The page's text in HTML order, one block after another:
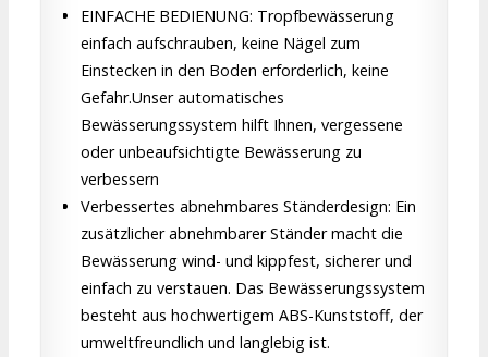
EINFACHE BEDIENUNG: Tropfbewässerung
einfach aufschrauben, keine Nägel zum
Einstecken in den Boden erforderlich, keine
Gefahr.Unser automatisches
Bewässerungssystem hilft Ihnen, vergessene
oder unbeaufsichtigte Bewässerung zu
verbessern
Verbessertes abnehmbares Ständerdesign: Ein
zusätzlicher abnehmbarer Ständer macht die
Bewässerung wind- und kippfest, sicherer und
einfach zu verstauen. Das Bewässerungssystem
besteht aus hochwertigem ABS-Kunststoff, der
umweltfreundlich und langlebig ist.